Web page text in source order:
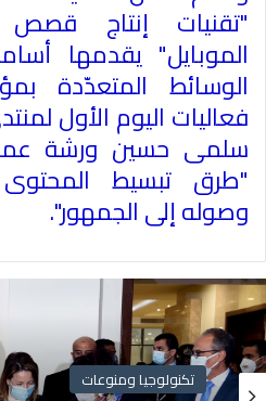
"تقنيات إنتاج
الموبايل" يقدمها
الوسائط المتعدّدة
فعاليات اليوم الأول
سلمى حسين ورشة عمل
"طرق تبسيط المحتوى
وصوله إلى الجمهور".
تكنولوجيا ومنوعات